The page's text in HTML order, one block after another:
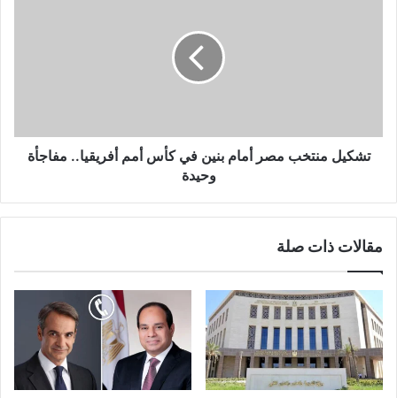
تشكيل منتخب مصر أمام بنين في كأس أمم أفريقيا.. مفاجأة
وحيدة
مقالات ذات صلة